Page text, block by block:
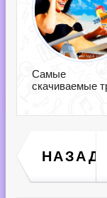
Самые
скачиваемые
НАЗАД